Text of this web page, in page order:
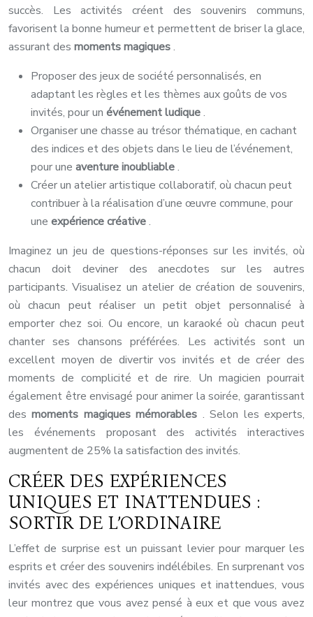
succès. Les activités créent des souvenirs communs,
favorisent la bonne humeur et permettent de briser la glace,
assurant des moments magiques.
Proposer des jeux de société personnalisés, en
adaptant les règles et les thèmes aux goûts de vos
invités, pour un événement ludique.
Organiser une chasse au trésor thématique, en cachant
des indices et des objets dans le lieu de l’événement,
pour une aventure inoubliable.
Créer un atelier artistique collaboratif, où chacun peut
contribuer à la réalisation d’une œuvre commune, pour
une expérience créative.
Imaginez un jeu de questions-réponses sur les invités, où
chacun doit deviner des anecdotes sur les autres
participants. Visualisez un atelier de création de souvenirs,
où chacun peut réaliser un petit objet personnalisé à
emporter chez soi. Ou encore, un karaoké où chacun peut
chanter ses chansons préférées. Les activités sont un
excellent moyen de divertir vos invités et de créer des
moments de complicité et de rire. Un magicien pourrait
également être envisagé pour animer la soirée, garantissant
desmoments magiques mémorables . Selon les experts,
les événements proposant des activités interactives
augmentent de 25% la satisfaction des invités.
CRÉER DES EXPÉRIENCES
UNIQUES ET INATTENDUES :
SORTIR DE L’ORDINAIRE
L’effet de surprise est un puissant levier pour marquer les
esprits et créer des souvenirs indélébiles. En surprenant vos
invités avec des expériences uniques et inattendues, vous
leur montrez que vous avez pensé à eux et que vous avez